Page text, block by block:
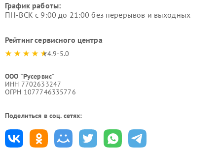
График работы:
ПН-ВСК с 9:00 до 21:00 без перерывов и выходных
Рейтинг сервисного центра
4.9-5.0
ООО "Русервис"
ИНН 7702633247
ОГРН 1077746335776
Поделиться в соц. сетях: